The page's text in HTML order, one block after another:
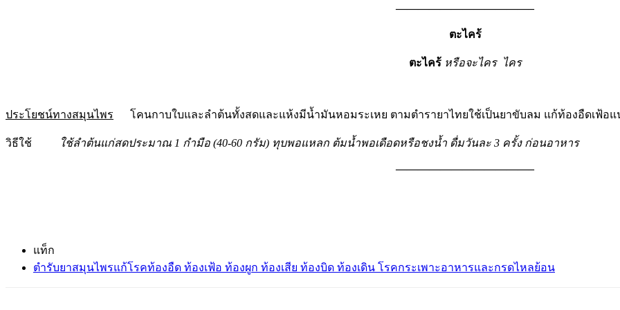
————————————–
ตะไคร้
ตะไคร้หรือจะไครไคร
ประโยชน์ทางสมุนไพร โคนกาบใบและลำต้นทั้งสดและแห้งมีน้ำมันหอมระเหย ตามตำรายาไทยใช้เป็นยาขับลม แก้ท้องอืดเฟ้อแ
วิธีใช้ ใช้ลำต้นแก่สดประมาณ 1 กำมือ (40-60 กรัม) ทุบพอแหลก ต้มน้ำพอเดือดหรือชงน้ำ ดื่มวันละ 3 ครั้ง ก่อนอาหาร
————————————–
แท็ก
ตำรับยาสมุนไพรแก้โรคท้องอืด ท้องเฟ้อ ท้องผูก ท้องเสีย ท้องบิด ท้องเดิน โรคกระเพาะอาหารและกรดไหลย้อน